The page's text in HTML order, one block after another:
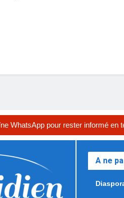
WhatsApp pour rester informé en
A ne